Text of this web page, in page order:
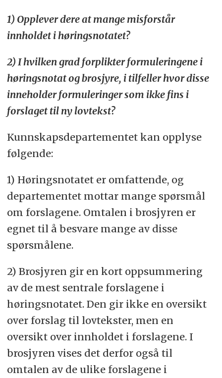
1) Opplever dere at mange misforstår
innholdet i høringsnotatet?
2) I hvilken grad forplikter formuleringene i
høringsnotat og brosjyre, i tilfeller hvor disse
inneholder formuleringer som ikke fins i
forslaget til ny lovtekst?
Kunnskapsdepartementet kan opplyse
følgende:
1) Høringsnotatet er omfattende, og
departementet mottar mange spørsmål
om forslagene. Omtalen i brosjyren er
egnet til å besvare mange av disse
spørsmålene.
2) Brosjyren gir en kort oppsummering
av de mest sentrale forslagene i
høringsnotatet. Den gir ikke en oversikt
over forslag til lovtekster, men en
oversikt over innholdet i forslagene. I
brosjyren vises det derfor også til
omtalen av de ulike forslagene i